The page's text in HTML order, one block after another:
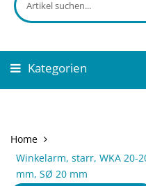
Kategorien
Home
Winkelarm, starr, WKA 20-
mm, SØ 20 mm